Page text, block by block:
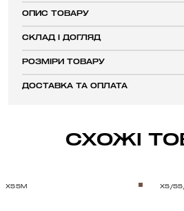
ОПИС ТОВАРУ
СКЛАД І ДОГЛЯД
РОЗМІРИ ТОВАРУ
ДОСТАВКА ТА ОПЛАТА
СХОЖІ
XSSM XS/S